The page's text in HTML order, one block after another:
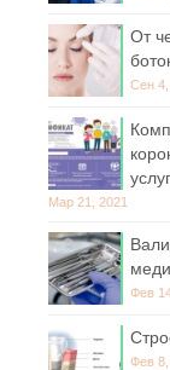
От
Сен
Мар 21, 2021
Фев
Фев 8,